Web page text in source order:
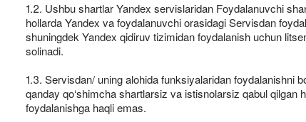
1.2. Ushbu shartlar Yandex servislaridan Foydalanuvchi
hollarda Yandex va foydalanuvchi orasidagi Servisdan
shuningdek Yandex qidiruv tizimidan foydalanish uchun
solinadi.
1.3. Servisdan/ uning alohida funksiyalaridan foydalanishni
qanday qo‘shimcha shartlarsiz va istisnolarsiz qabul
foydalanishga haqli emas.